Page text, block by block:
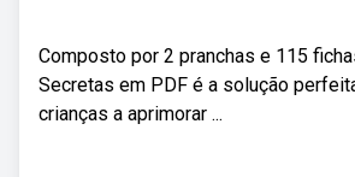
Composto por 2 pranchas e 115
Secretas em PDF é a solução
crianças a aprimorar ...